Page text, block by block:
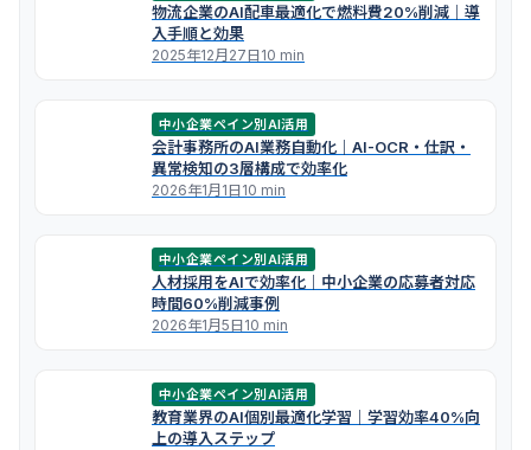
物流企業のAI配車最適化で燃料費20%削減｜導
入手順と効果
2025年12月27日10 min
中小企業ペイン別AI活用
会計事務所のAI業務自動化｜AI-OCR・仕訳・
異常検知の3層構成で効率化
2026年1月1日10 min
中小企業ペイン別AI活用
人材採用をAIで効率化｜中小企業の応募者対応
時間60%削減事例
2026年1月5日10 min
中小企業ペイン別AI活用
教育業界のAI個別最適化学習｜学習効率40%向
上の導入ステップ